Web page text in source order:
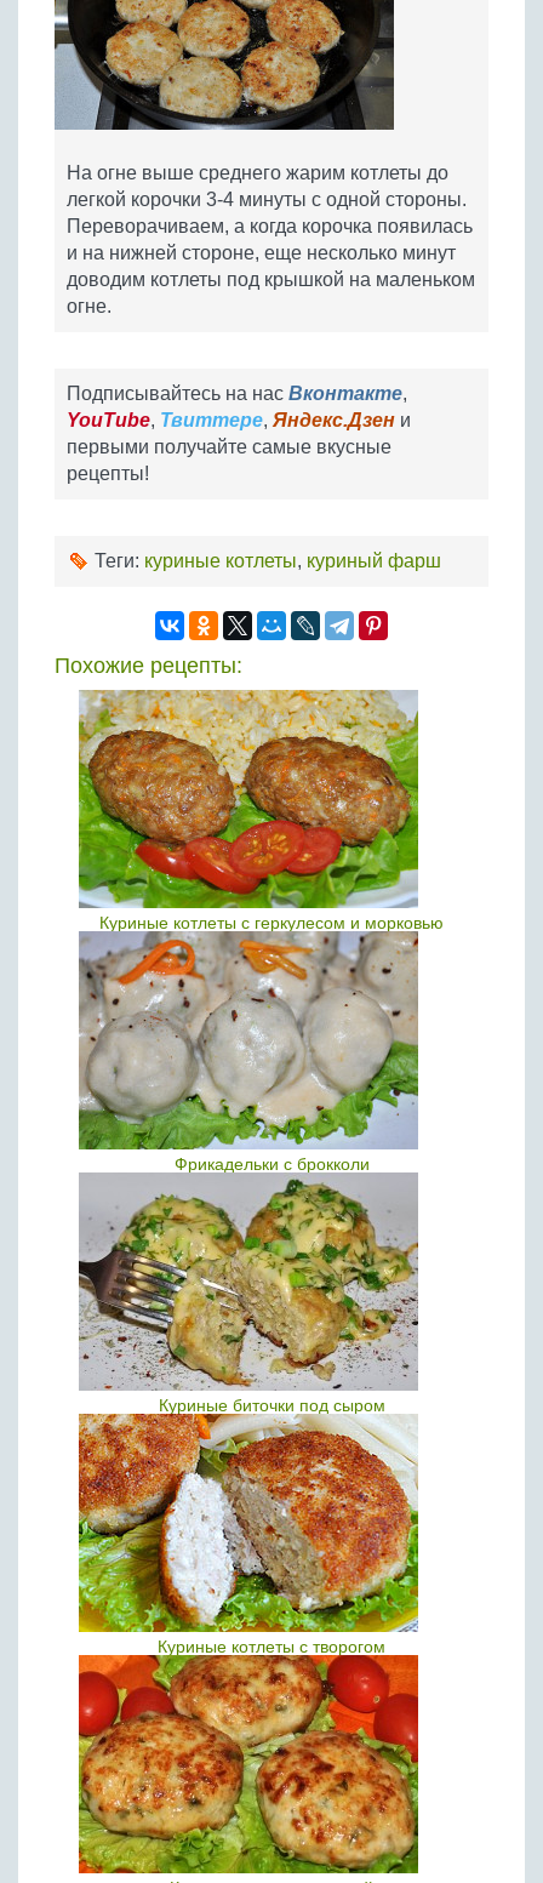
На огне выше среднего жарим котлеты до
легкой корочки 3-4 минуты с одной стороны.
Переворачиваем, а когда корочка появилась
и на нижней стороне, еще несколько минут
доводим котлеты под крышкой на маленьком
огне.
Подписывайтесь на нас Вконтакте,
YouTube, Твиттере, Яндекс.Дзен и
первыми получайте самые вкусные
рецепты!
Теги: куриные котлеты, куриный фарш
Похожие рецепты:
Куриные котлеты с геркулесом и морковью
Фрикадельки с брокколи
Куриные биточки под сыром
Куриные котлеты с творогом